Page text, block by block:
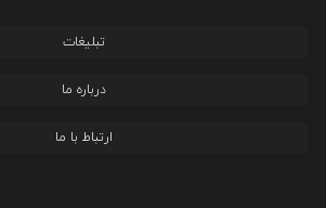
تبلیغات
درباره ما
ارتباط با ما